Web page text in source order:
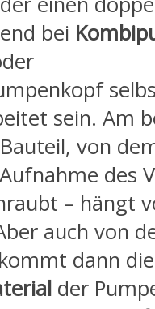
bei
sein. Am
von
des
– hängt
auch von
dann
der